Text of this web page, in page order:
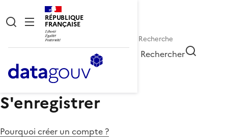
RÉPUBLIQUE
FRANÇAISE
Rechercher
S'enregistrer
Pourquoi créer un compte ?